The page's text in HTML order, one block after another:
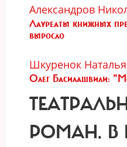
Александров
Лауреаты книжных
выросло
Шкуренок Наталья
Олег Басилашвили:
РОМАН. В